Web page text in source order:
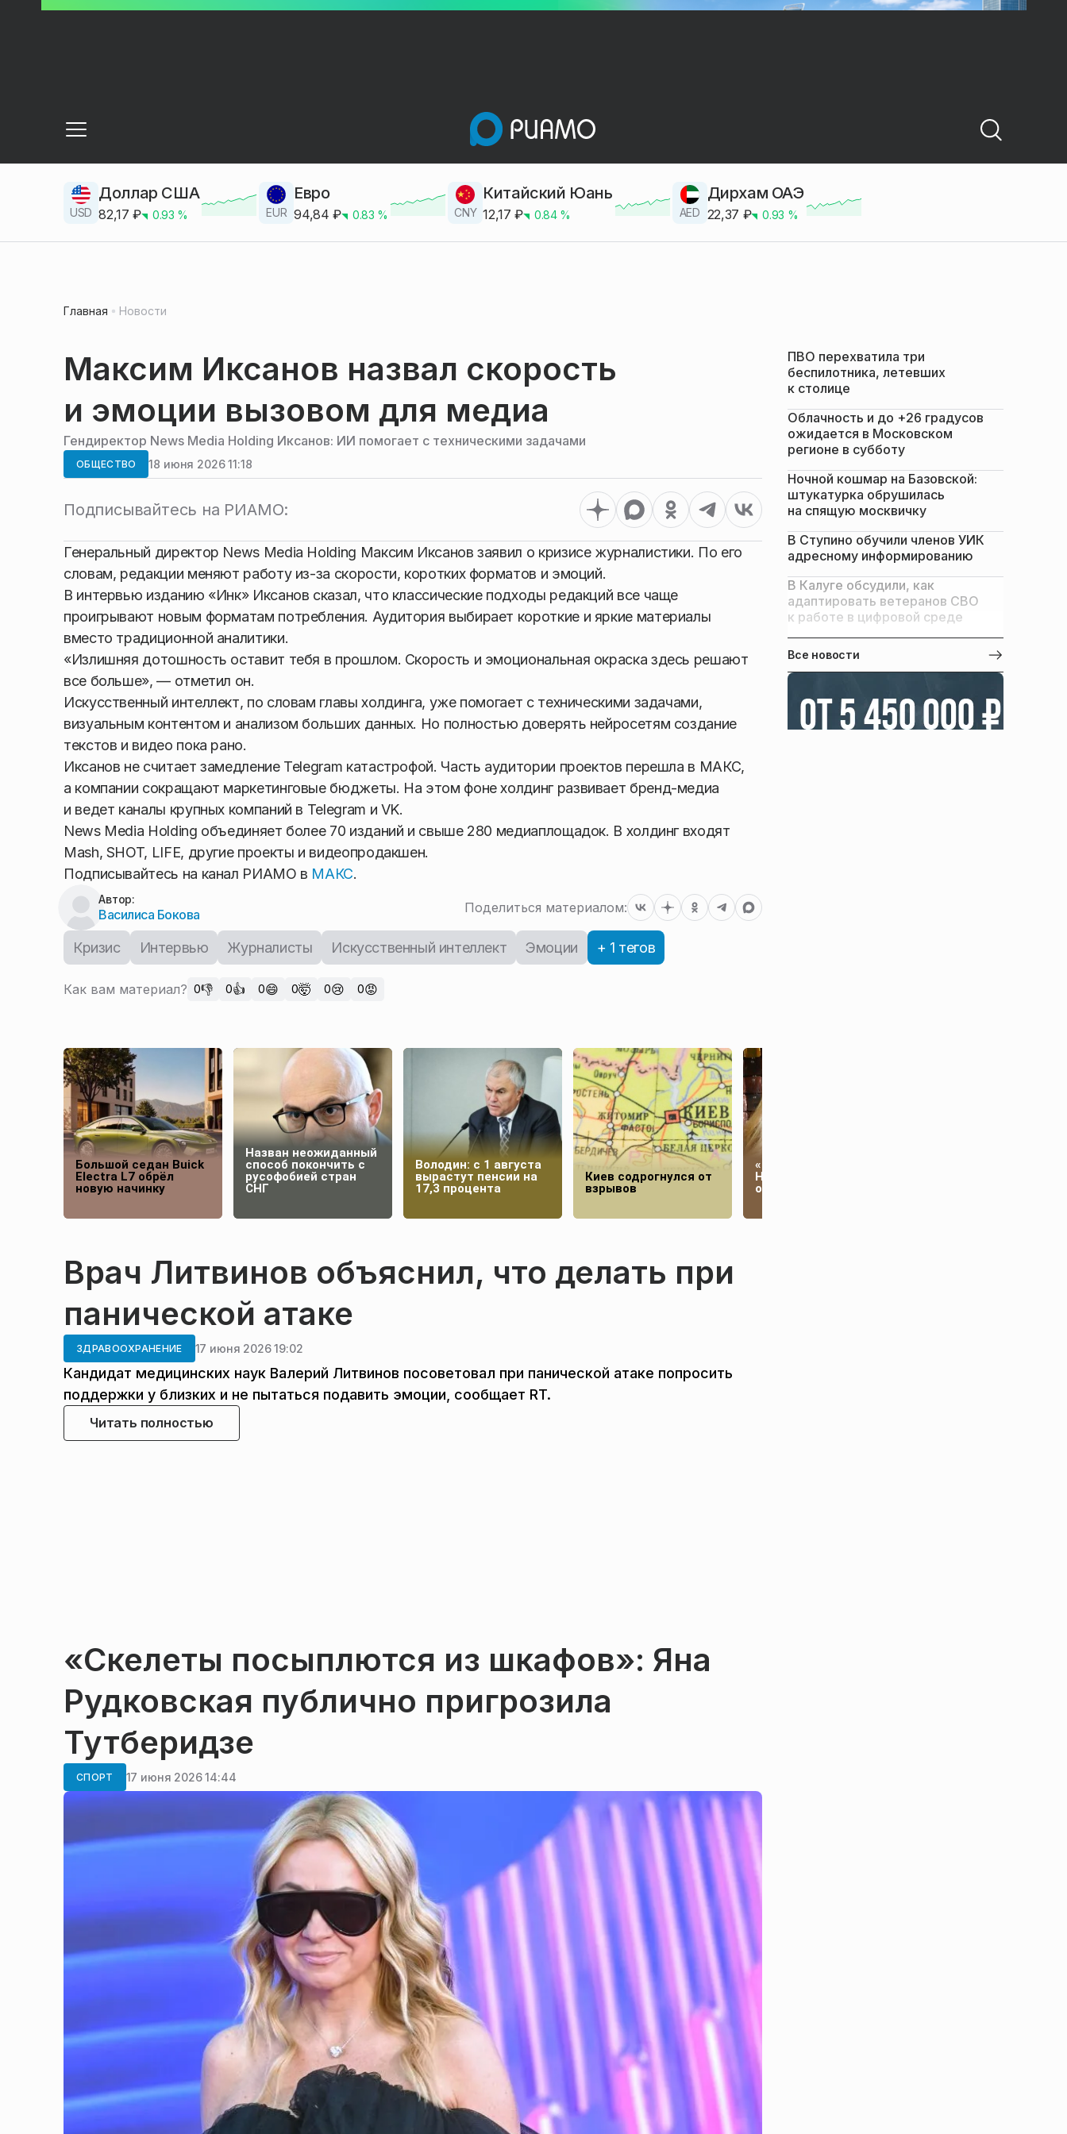
USD
Доллар США
82,17 ₽ 0.93 % EUR
Евро
94,84 ₽ 0.83 % CNY
Китайский Юань
12,17 ₽ 0.84% AED
Дирхам ОАЭ
22,37 ₽ 0.93 %
Главная Новости
Максим Иксанов назвал скорость
и эмоции вызовом для медиа
Гендиректор News Media Holding Иксанов: ИИ помогает с техническими задачами
ОБЩЕСТВО 18 июня 2026 11:18
Подписывайтесь на РИАМО:
Генеральный директор News Media Holding Максим Иксанов заявил о кризисе журналистики. По его
словам, редакции меняют работу из-за скорости, коротких форматов и эмоций.
В интервью изданию «Инк» Иксанов сказал, что классические подходы редакций все чаще
проигрывают новым форматам потребления. Аудитория выбирает короткие и яркие материалы
вместо традиционной аналитики.
«Излишняя дотошность оставит тебя в прошлом. Скорость и эмоциональная окраска здесь решают
все больше», — отметил он.
Искусственный интеллект, по словам главы холдинга, уже помогает с техническими задачами,
визуальным контентом и анализом больших данных. Но полностью доверять нейросетям создание
текстов и видео пока рано.
Иксанов не считает замедление Telegram катастрофой. Часть аудитории проектов перешла в МАКС,
а компании сокращают маркетинговые бюджеты. На этом фоне холдинг развивает бренд-медиа
и ведет каналы крупных компаний в Telegram и VK.
News Media Holding объединяет более 70 изданий и свыше 280 медиаплощадок. В холдинг входят
Mash, SHOT, LIFE, другие проекты и видеопродакшен.
Подписывайтесь на канал РИАМО в МАКС.
Автор:
Василиса Бокова Поделиться материалом:
Кризис Интервью Журналисты Искусственный интеллект Эмоции + 1 тегов
Как вам материал? 0👎 0👍 0😄 0🤯 0😢 0😡
Большой седан Buick
Electra L7 обрёл
новую начинку
Назван неожиданный
способ покончить с
русофобией стран
СНГ
Володин: с 1 августа
вырастут пенсии на
17,3 процента
Киев содрогнулся от
взрывов
«Блестящая»
Новикова рассказала
о похищении детей
Врач Литвинов объяснил, что делать при
панической атаке
ЗДРАВООХРАНЕНИЕ 17 июня 2026 19:02
Кандидат медицинских наук Валерий Литвинов посоветовал при панической атаке попросить
поддержки у близких и не пытаться подавить эмоции, сообщает RT.
Читать полностью
«Скелеты посыплются из шкафов»: Яна
Рудковская публично пригрозила
Тутберидзе
СПОРТ 17 июня 2026 14:44
ПВО перехватила три
беспилотника, летевших
к столице
Облачность и до +26 градусов
ожидается в Московском
регионе в субботу
Ночной кошмар на Базовской:
штукатурка обрушилась
на спящую москвичку
В Ступино обучили членов УИК
адресному информированию
В Калуге обсудили, как
адаптировать ветеранов СВО
к работе в цифровой среде
Все новости